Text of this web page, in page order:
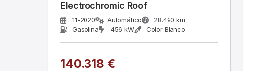
Electrochromic Roof
11-2020 Automático
28.490 km
Gasolina
456 kW Color Blanco
140.318 €